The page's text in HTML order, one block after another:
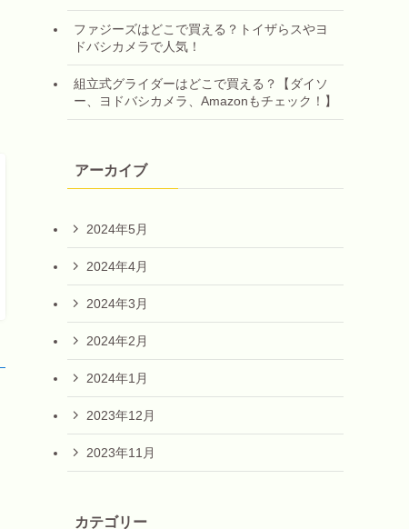
ファジーズはどこで買える？トイザらスやヨ
ドバシカメラで人気！
組立式グライダーはどこで買える？【ダイソ
ー、ヨドバシカメラ、Amazonもチェック！】
アーカイブ
2024年5月
2024年4月
2024年3月
2024年2月
2024年1月
2023年12月
2023年11月
カテゴリー